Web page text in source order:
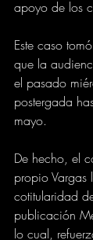
apoyo de los
Este caso
que la
el pasado
postergada
mayo.
De hecho, el
propio Vargas
cotitularidad
publicación
lo cual,